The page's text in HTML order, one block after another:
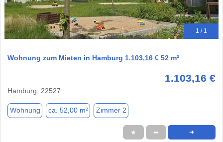
1 / 1
Wohnung zum Mieten in Hamburg 1.103,16 € 52 m²
1.103,16 €
Hamburg, 22527
Wohnung ca. 52,00 m² Zimmer 2
★ ➦ ➜